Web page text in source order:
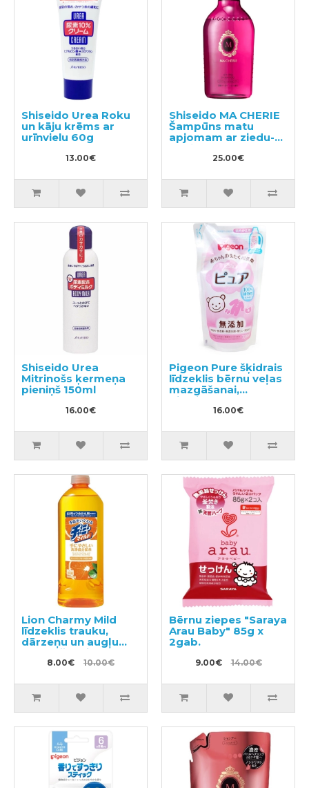
Shiseido Urea Roku
un kāju krēms ar
urīnvielu 60g
13.00€
Shiseido MA CHERIE
Šampūns matu
apjomam ar ziedu-
augļu aromātu
25.00€
Shiseido Urea
Mitrinošs ķermeņa
pieniņš 150ml
16.00€
Pigeon Pure šķidrais
līdzeklis bērnu veļas
mazgāšanai,
pildviela 720ml
16.00€
Lion Charmy Mild
līdzeklis trauku,
dārzeņu un augļu
mazgāšanai, ar
apelsīna eļļu,
8.00€ 10.00€
Bērnu ziepes "Saraya
Arau Baby" 85g x
2gab.
9.00€ 14.00€